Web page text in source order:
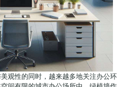
观性的同时，越来越多地关注办公环